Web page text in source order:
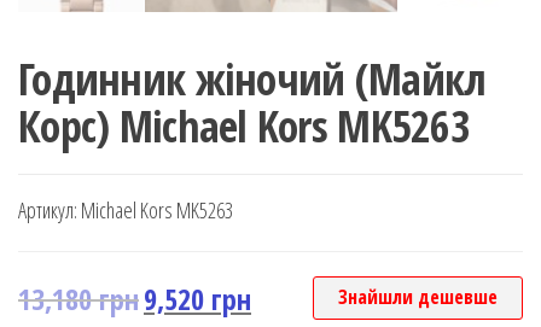
Годинник жіночий (Майкл
Корс) Michael Kors MK5263
Артикул: Michael Kors MK5263
13,180грн9,520 грн Знайшли дешевше